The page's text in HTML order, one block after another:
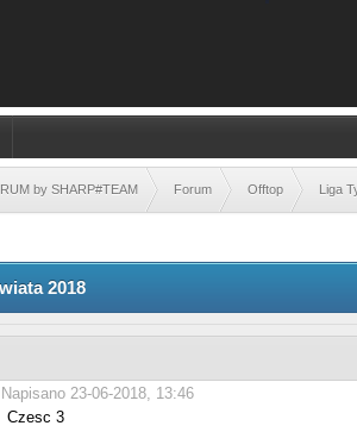
by SHARP#TEAM Forum Offtop Liga
2018
Napisano 23-06-2018, 13:46
Czesc 3